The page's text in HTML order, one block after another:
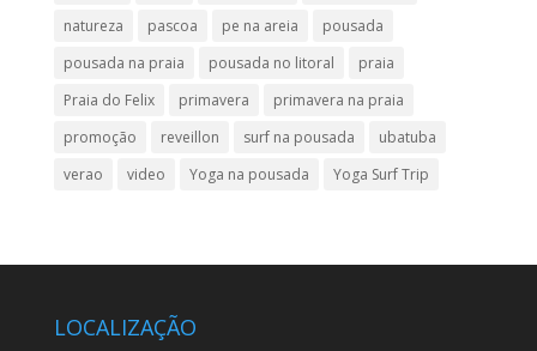
natureza
pascoa pe na areia
pousada
pousada na praia
pousada no litoral
praia
Praia do Felix
primavera
primavera na praia
promoção
reveillon surf na pousada
ubatuba
verao
video Yoga na pousada Yoga Surf Trip
LOCALIZAÇÃO